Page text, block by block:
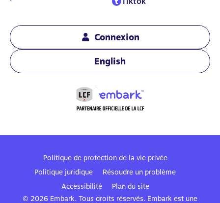
Connexion
English
Politique de protection de la vie privée
Politique juridique
Résoudre un problème
Accessibilité
Plan du site
© 2026 Embark. Tous droits réservés. Embark est une